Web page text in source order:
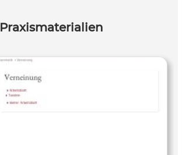
Praxismaterialien